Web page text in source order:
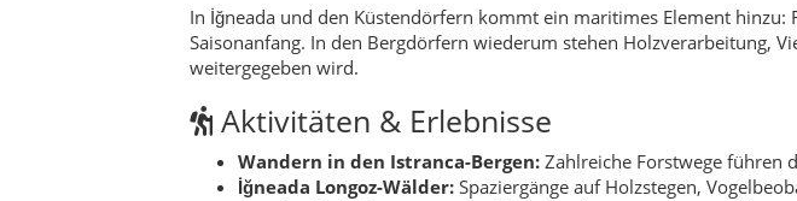
Praktische Reisetipps für Demirköy
Anreise: Von Istanbul aus ist Demirköy mit dem Auto in rund 3–4
Bargeld:In der Kleinstadt gibt es Geldautomaten, in kleineren
Sprache:Türkisch dominiert; Englisch wird punktuell in
Internet & Netz: In Wäldern und abgelegenen Dörfern kann die
Sicherheit:Demirköy ist generell ruhig; übliches